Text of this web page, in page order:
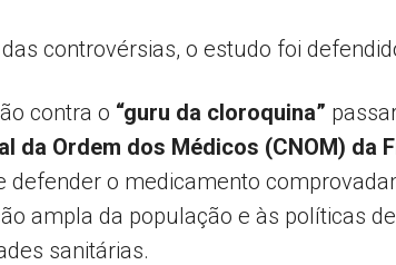
controvérsias, o estudo foi
contra o “guru da cloroquina”
da Ordem dos Médicos (CNOM) da
defender o medicamento
ampla da população e às políticas
sanitárias.